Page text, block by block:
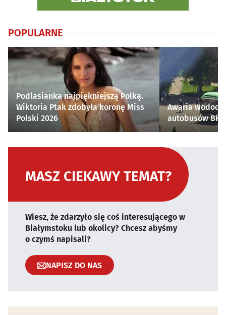
POPULARNE
Podlasianka najpiękniejszą Polką.
Wiktoria Ptak zdobyła koronę Miss
Polski 2026
Awaria
autobusów
MASZ CIEKAWY TEMAT?
Wiesz, że zdarzyło się coś interesującego w
Białymstoku lub okolicy? Chcesz abyśmy
o czymś napisali?
NAPISZ DO NAS